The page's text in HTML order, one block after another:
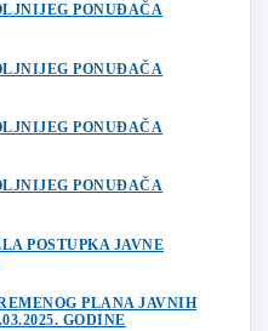
PONUĐAČA
PONUĐAČA
PONUĐAČA
PONUĐAČA
POSTUPKA JAVNE
PLANA JAVNIH
GODINE